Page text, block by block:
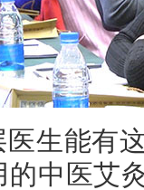
医生能有
的中医艾